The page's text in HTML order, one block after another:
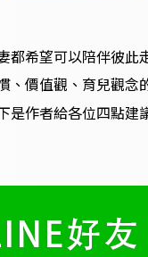
都希望可以陪伴彼
、價值觀、育兒觀
作者給各位四點建